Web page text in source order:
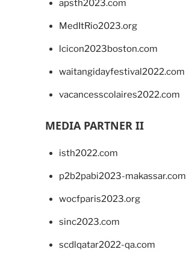
apsth2023.com
MedItRio2023.org
lcicon2023boston.com
waitangidayfestival2022.com
vacancesscolaires2022.com
MEDIA PARTNER II
isth2022.com
p2b2pabi2023-makassar.com
wocfparis2023.org
sinc2023.com
scdlqatar2022-qa.com